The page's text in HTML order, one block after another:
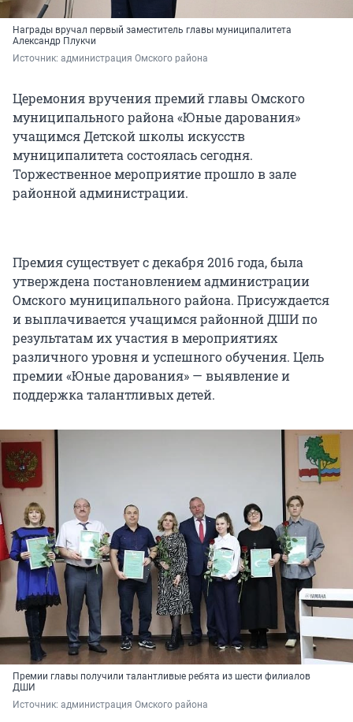
Награды вручал первый заместитель главы муниципалитета
Александр Плукчи
Источник: администрация Омского района
Церемония вручения премий главы Омского
муниципального района «Юные дарования»
учащимся Детской школы искусств
муниципалитета состоялась сегодня.
Торжественное мероприятие прошло в зале
районной администрации.
Премия существует с декабря 2016 года, была
утверждена постановлением администрации
Омского муниципального района. Присуждается
и выплачивается учащимся районной ДШИ по
результатам их участия в мероприятиях
различного уровня и успешного обучения. Цель
премии «Юные дарования» — выявление и
поддержка талантливых детей.
Премии главы получили талантливые ребята из шести филиалов
ДШИ
Источник: администрация Омского района